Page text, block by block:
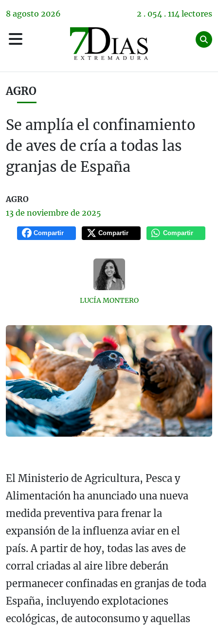
8 agosto 2026 2 . 054 . 114 lectores
AGRO
Se amplía el confinamiento
de aves de cría a todas las
granjas de España
AGRO
13 de noviembre de 2025
Compartir Compartir Compartir
LUCÍA MONTERO
El Ministerio de Agricultura, Pesca y
Alimentación ha anunciado una nueva
medida preventiva para frenar la
expansión de la influenza aviar en el
país. A partir de hoy, todas las aves de
corral criadas al aire libre deberán
permanecer confinadas en granjas de toda
España, incluyendo explotaciones
ecológicas, de autoconsumo y aquellas